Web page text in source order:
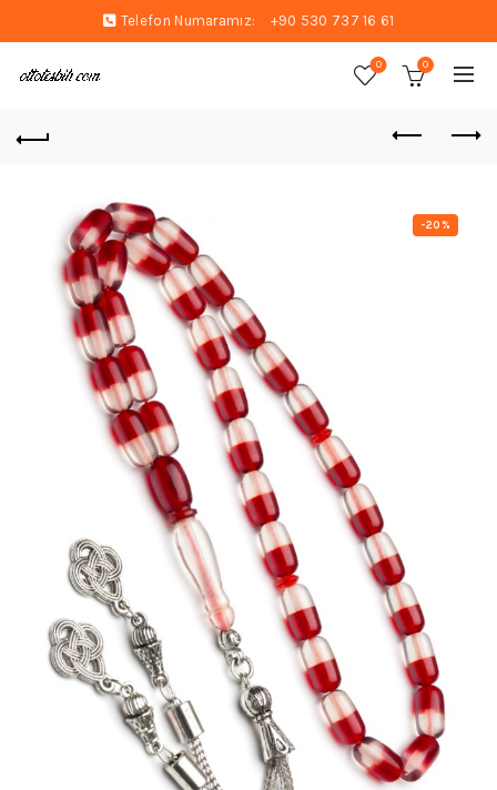
Telefon Numaramız: +90 530 737 16 61
0 0
-20%